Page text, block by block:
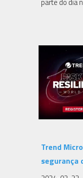
Trend
segurança